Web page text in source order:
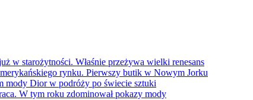
w starożytności. Właśnie przeżywa wielki renesans
rynku. Pierwszy butik w Nowym Jorku
mody Dior w podróży po świecie sztuki
W tym roku zdominował pokazy mody